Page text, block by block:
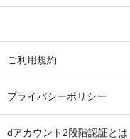
ご利用規約
プライバシーポリシー
dアカウント2段階認証とは